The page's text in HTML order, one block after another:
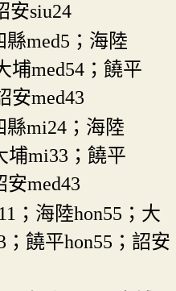
安siu24
縣med5；海陸
埔med54；饒平
安med43
縣mi24；海陸
埔mi33；饒平
安med43
；海陸hon55；大
；饒平hon55；詔安